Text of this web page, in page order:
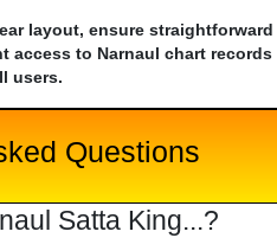
layout, ensure straightforward
access to Narnaul chart records
users.
Questions
Satta King...?